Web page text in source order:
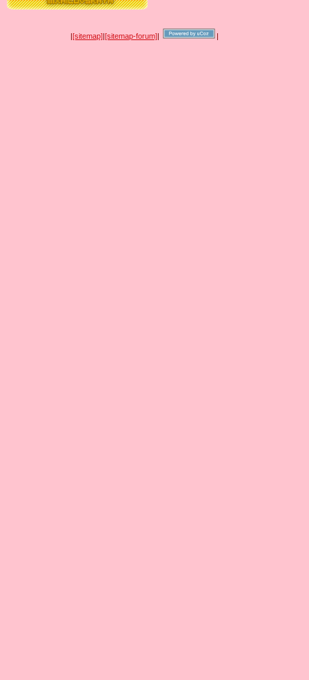
|[sitemap]|[sitemap-forum]| |